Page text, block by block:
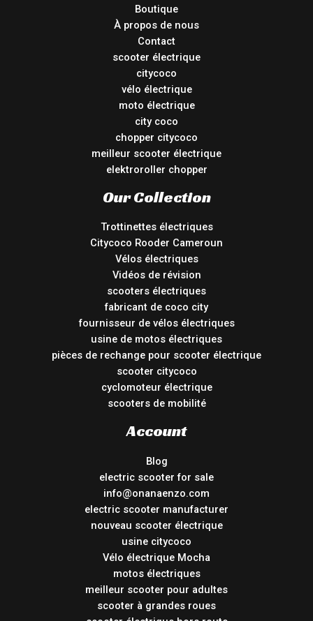
Boutique
À propos de nous
Contact
scooter électrique
citycoco
vélo électrique
moto électrique
city coco
chopper citycoco
meilleur scooter électrique
elektroroller chopper
Our Collection
Trottinettes électriques
Citycoco Rooder Cameroun
Vélos électriques
Vidéos de révision
scooters électriques
fabricant de coco city
fournisseur de vélos électriques
usine de motos électriques
pièces de rechange pour scooter électrique
scooter citycoco
cyclomoteur électrique
scooters de mobilité
Account
Blog
electric scooter for sale
info@onanaenzo.com
electric scooter manufacturer
nouveau scooter électrique
usine citycoco
Vélo électrique Mocha
motos électriques
meilleur scooter pour adultes
scooter à grandes roues